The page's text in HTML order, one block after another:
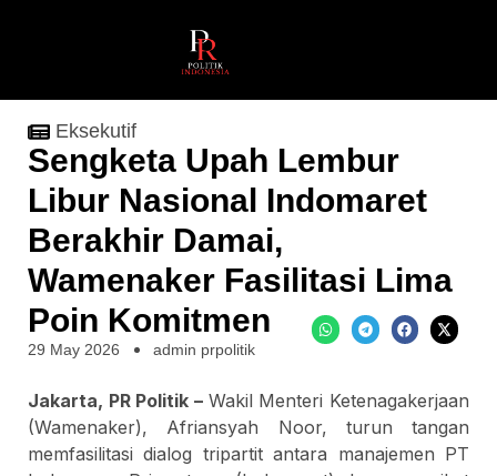
Eksekutif
Sengketa Upah Lembur
Libur Nasional Indomaret
Berakhir Damai,
Wamenaker Fasilitasi Lima
Poin Komitmen
29 May 2026 admin prpolitik
Jakarta, PR Politik – Wakil Menteri Ketenagakerjaan
(Wamenaker), Afriansyah Noor, turun tangan
memfasilitasi dialog tripartit antara manajemen PT